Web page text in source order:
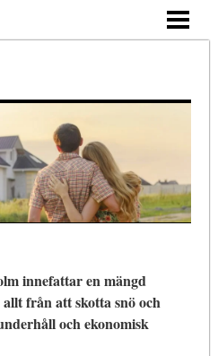
innefattar en mängd
från att skotta snö och
och ekonomisk